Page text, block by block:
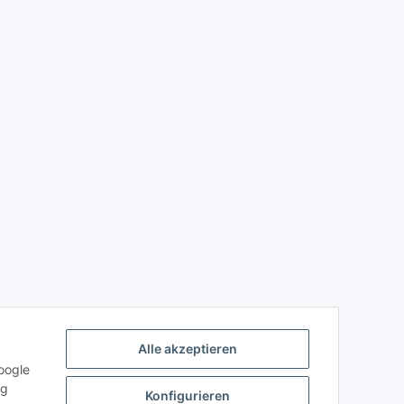
Alle akzeptieren
Konfigurieren